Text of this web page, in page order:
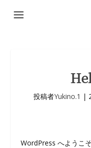
投稿者Yukino.1 |
WordPress へようこ